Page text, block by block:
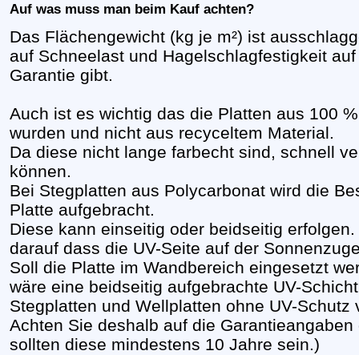
Auf was muss man beim Kauf achten?
Das Flächengewicht (kg je m²) ist
auf Schneelast und Hagelschlagfestigkeit
Garantie gibt.
Auch ist es wichtig das die Platten aus 100
wurden und nicht aus recyceltem Material.
Da diese nicht lange farbecht sind, schnell
können.
Bei Stegplatten aus Polycarbonat wird die
Platte aufgebracht.
Diese kann einseitig oder beidseitig
darauf dass die UV-Seite auf der
Soll die Platte im Wandbereich eingesetzt
wäre eine beidseitig aufgebrachte UV-
Stegplatten und Wellplatten ohne UV-
Achten Sie deshalb auf die
sollten diese mindestens 10 Jahre sein.)